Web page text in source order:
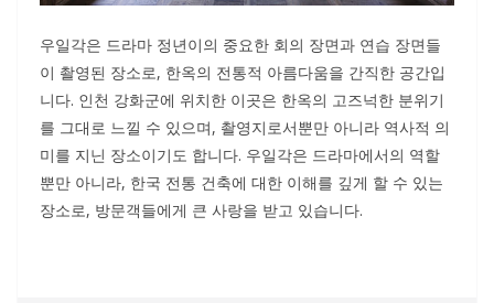
우일각은 드라마 정년이의 중요한 회의 장면과 연습 장면들
이 촬영된 장소로, 한옥의 전통적 아름다움을 간직한 공간입
니다. 인천 강화군에 위치한 이곳은 한옥의 고즈넉한 분위기
를 그대로 느낄 수 있으며, 촬영지로서뿐만 아니라 역사적 의
미를 지닌 장소이기도 합니다. 우일각은 드라마에서의 역할
뿐만 아니라, 한국 전통 건축에 대한 이해를 깊게 할 수 있는
장소로, 방문객들에게 큰 사랑을 받고 있습니다.